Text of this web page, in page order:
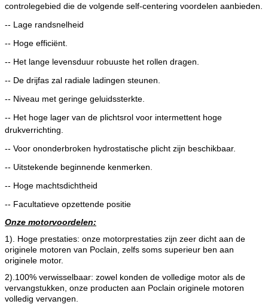
controlegebied die de volgende self-centering voordelen aanbieden.
-- Lage randsnelheid
-- Hoge efficiënt.
-- Het lange levensduur robuuste het rollen dragen.
-- De drijfas zal radiale ladingen steunen.
-- Niveau met geringe geluidssterkte.
-- Het hoge lager van de plichtsrol voor intermettent hoge
drukverrichting.
-- Voor ononderbroken hydrostatische plicht zijn beschikbaar.
-- Uitstekende beginnende kenmerken.
-- Hoge machtsdichtheid
-- Facultatieve opzettende positie
Onze motorvoordelen:
1). Hoge prestaties: onze motorprestaties zijn zeer dicht aan de
originele motoren van Poclain, zelfs soms superieur ben aan
originele motor.
2).100% verwisselbaar: zowel konden de volledige motor als de
vervangstukken, onze producten aan Poclain originele motoren
volledig vervangen.